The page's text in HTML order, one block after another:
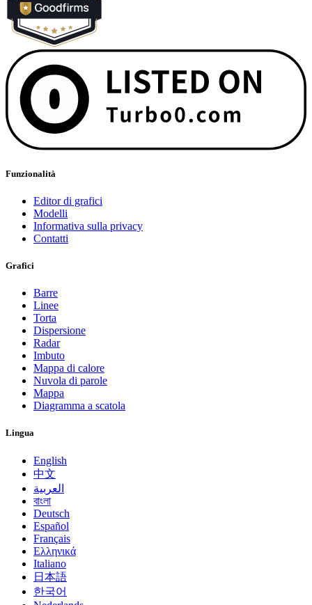
Funzionalità
Editor di grafici
Modelli
Informativa sulla privacy
Contatti
Grafici
Barre
Linee
Torta
Dispersione
Radar
Imbuto
Mappa di calore
Nuvola di parole
Mappa
Diagramma a scatola
Lingua
English
中文
العربية
বাংলা
Deutsch
Español
Français
Ελληνικά
Italiano
日本語
한국어